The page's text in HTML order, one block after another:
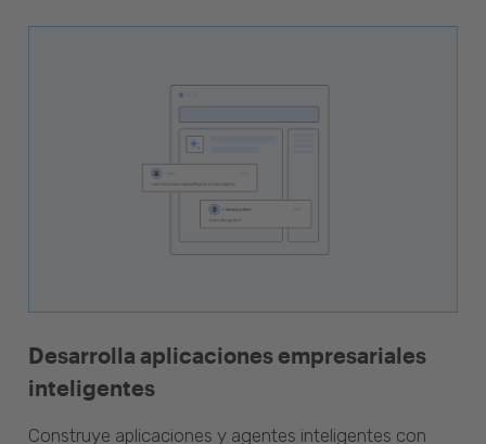
Desarrolla aplicaciones empresariales
inteligentes
Construye aplicaciones y agentes inteligentes con